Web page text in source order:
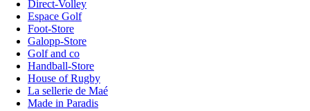
Direct-Volley
Espace Golf
Foot-Store
Galopp-Store
Golf and co
Handball-Store
House of Rugby
La sellerie de Maé
Made in Paradis